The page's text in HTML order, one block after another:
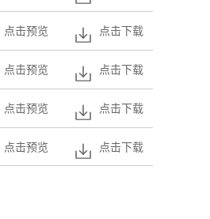
点击下载
点击预览
点击下载
点击预览
点击下载
点击预览
点击下载
点击预览